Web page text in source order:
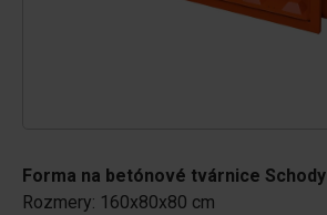
Forma na betónové tvárnice Schody
Rozmery: 160x80x80 cm